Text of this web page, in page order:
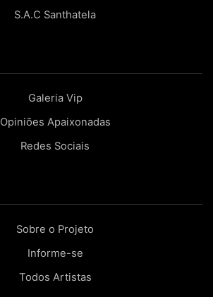
S.A.C Santhatela
Galeria Vip
Opiniões Apaixonadas
Redes Sociais
Sobre o Projeto
Informe-se
Todos Artistas